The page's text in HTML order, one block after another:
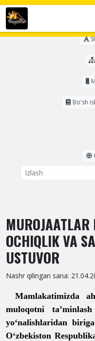
Bo'sh
OCHIQLIK VA
USTUVOR
Nashr qilingan sana:
Mamlakatimizda
muloqotni
yo‘nalishlaridan
O‘zbekiston